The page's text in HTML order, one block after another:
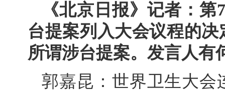
《北京日报》记者：
台提案列入大会议程的
所谓涉台提案。发言人有
郭嘉昆：世界卫生大会